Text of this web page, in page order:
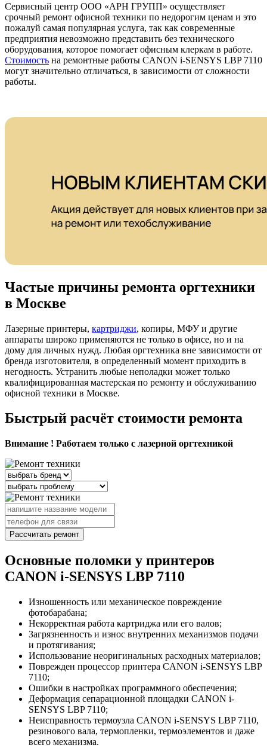
Сервисный центр ООО «АРН ГРУПП» осуществляет
срочный ремонт офисной техники по недорогим ценам и это
пожалуй самая популярная услуга, так как современные
предприятия невозможно представить без технического
оборудования, которое помогает офисным клеркам в работе.
Стоимость на ремонтные работы CANON i-SENSYS LBP 7110
могут значительно отличаться, в зависимости от сложности
работы.
Частые причины ремонта оргтехники
в Москве
Лазерные принтеры, картриджи, копиры, МФУ и другие
аппараты широко применяются не только в офисе, но и на
дому для личных нужд. Любая оргтехника вне зависимости от
бренда изготовителя, в определенный момент приходить в
негодность. Устранить любые неполадки может только
квалифицированная мастерская по ремонту и обслуживанию
офисной техники в Москве.
Быстрый расчёт стоимости ремонта
Внимание ! Работаем только с лазерной оргтехникой
Рассчитать ремонт
Основные поломки у принтеров
CANON i-SENSYS LBP 7110
Изношенность или механическое повреждение
фотобарабана;
Некорректная работа картриджа или его валов;
Загрязненность и износ внутренних механизмов подачи
и протягивания;
Использование неоригинальных расходных материалов;
Поврежден процессор принтера CANON i-SENSYS LBP
7110;
Ошибки в настройках программного обеспечения;
Деформация сепарационной площадки CANON i-
SENSYS LBP 7110;
Неисправность термоузла CANON i-SENSYS LBP 7110,
резинового вала, термопленки, термоэлементов и даже
всего механизма.